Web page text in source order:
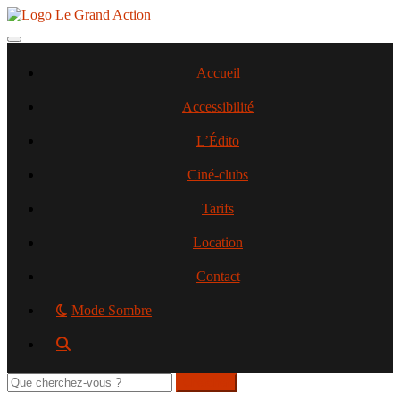
Aller
contenu
Toggle navigation
Accueil
Accessibilité
L’Édito
Ciné-clubs
Tarifs
Location
Contact
Mode Sombre
Rechercher
sur